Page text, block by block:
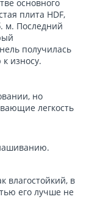
основного
плита HDF,
м. Последний
получилась
износу.
но
легкость
влагостойкий, в
его лучше не